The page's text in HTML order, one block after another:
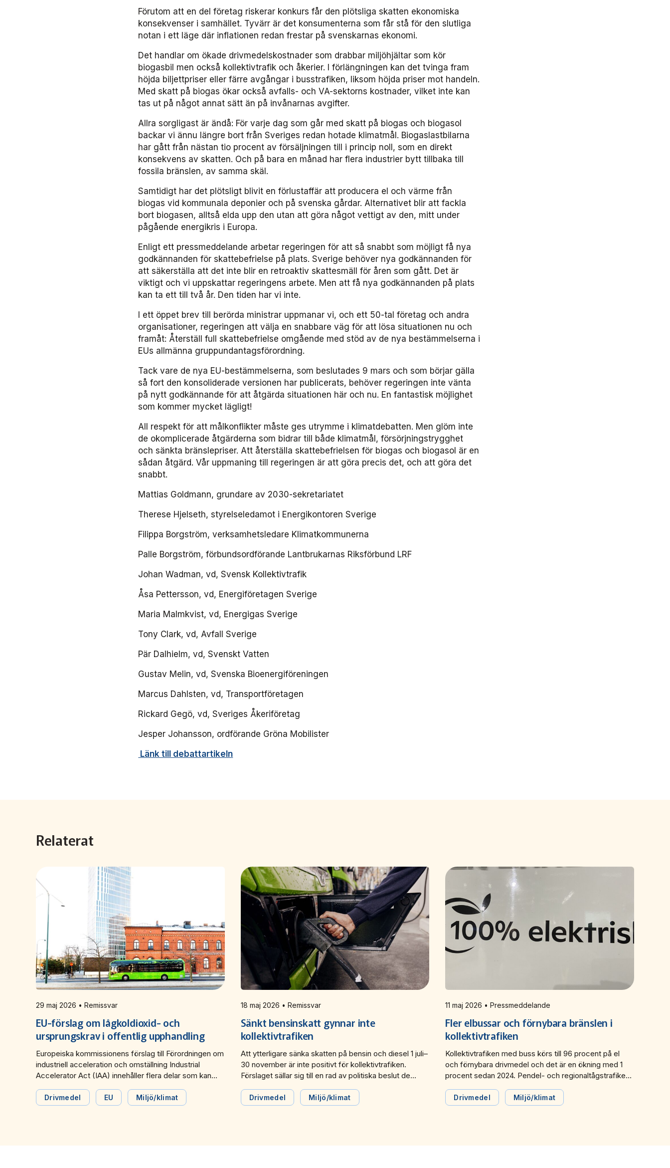
Förutom att en del företag riskerar konkurs får den plötsliga skatten ekonomiska
konsekvenser i samhället. Tyvärr är det konsumenterna som får stå för den slutliga
notan i ett läge där inflationen redan frestar på svenskarnas ekonomi.
Det handlar om ökade drivmedelskostnader som drabbar miljöhjältar som kör
biogasbil men också kollektivtrafik och åkerier. I förlängningen kan det tvinga fram
höjda biljettpriser eller färre avgångar i busstrafiken, liksom höjda priser mot handeln.
Med skatt på biogas ökar också avfalls- och VA-sektorns kostnader, vilket inte kan
tas ut på något annat sätt än på invånarnas avgifter.
Allra sorgligast är ändå: För varje dag som går med skatt på biogas och biogasol
backar vi ännu längre bort från Sveriges redan hotade klimatmål. Biogaslastbilarna
har gått från nästan tio procent av försäljningen till i princip noll, som en direkt
konsekvens av skatten. Och på bara en månad har flera industrier bytt tillbaka till
fossila bränslen, av samma skäl.
Samtidigt har det plötsligt blivit en förlustaffär att producera el och värme från
biogas vid kommunala deponier och på svenska gårdar. Alternativet blir att fackla
bort biogasen, alltså elda upp den utan att göra något vettigt av den, mitt under
pågående energikris i Europa.
Enligt ett pressmeddelande arbetar regeringen för att så snabbt som möjligt få nya
godkännanden för skattebefrielse på plats. Sverige behöver nya godkännanden för
att säkerställa att det inte blir en retroaktiv skattesmäll för åren som gått. Det är
viktigt och vi uppskattar regeringens arbete. Men att få nya godkännanden på plats
kan ta ett till två år. Den tiden har vi inte.
I ett öppet brev till berörda ministrar uppmanar vi, och ett 50-tal företag och andra
organisationer, regeringen att välja en snabbare väg för att lösa situationen nu och
framåt: Återställ full skattebefrielse omgående med stöd av de nya bestämmelserna i
EUs allmänna gruppundantagsförordning.
Tack vare de nya EU-bestämmelserna, som beslutades 9 mars och som börjar gälla
så fort den konsoliderade versionen har publicerats, behöver regeringen inte vänta
på nytt godkännande för att åtgärda situationen här och nu. En fantastisk möjlighet
som kommer mycket lägligt!
All respekt för att målkonflikter måste ges utrymme i klimatdebatten. Men glöm inte
de okomplicerade åtgärderna som bidrar till både klimatmål, försörjningstrygghet
och sänkta bränslepriser. Att återställa skattebefrielsen för biogas och biogasol är en
sådan åtgärd. Vår uppmaning till regeringen är att göra precis det, och att göra det
snabbt.
Mattias Goldmann, grundare av 2030-sekretariatet
Therese Hjelseth, styrelseledamot i Energikontoren Sverige
Filippa Borgström, verksamhetsledare Klimatkommunerna
Palle Borgström, förbundsordförande Lantbrukarnas Riksförbund LRF
Johan Wadman, vd, Svensk Kollektivtrafik
Åsa Pettersson, vd, Energiföretagen Sverige
Maria Malmkvist, vd, Energigas Sverige
Tony Clark, vd, Avfall Sverige
Pär Dalhielm, vd, Svenskt Vatten
Gustav Melin, vd, Svenska Bioenergiföreningen
Marcus Dahlsten, vd, Transportföretagen
Rickard Gegö, vd, Sveriges Åkeriföretag
Jesper Johansson, ordförande Gröna Mobilister
Länk till debattartikeln
Relaterat
29 maj 2026 • Remissvar
EU-förslag om lågkoldioxid- och
ursprungskrav i offentlig upphandling
Europeiska kommissionens förslag till Förordningen om
industriell acceleration och omställning Industrial
Accelerator Act (IAA) innehåller flera delar som kan
krav på lågkoldioxid- och ursprungskrav för produkter,
material och elektriska fordon i offentlig upphandling.
Drivmedel EU Miljö/klimat
18 maj 2026 • Remissvar
Sänkt bensinskatt gynnar inte
kollektivtrafiken
Att ytterligare sänka skatten på bensin och diesel 1 juli–
30 november är inte positivt för kollektivtrafiken.
Förslaget sällar sig till en rad av politiska beslut de
biltrafikens konkurrenskraft och försämrar
kollektivtrafikens möjligheter att konkurrera. Det skriver
Drivmedel Miljö/klimat
11 maj 2026 • Pressmeddelande
Fler elbussar och förnybara bränslen i
kollektivtrafiken
Kollektivtrafiken med buss körs till 96 procent på el
och förnybara drivmedel och det är en ökning med 1
procent sedan 2024. Pendel- och regionaltågstrafiken
tunnelbanetrafiken körs bara på el. Det visar färsk
statistik från Svensk Kollektivtrafik.
Drivmedel Miljö/klimat